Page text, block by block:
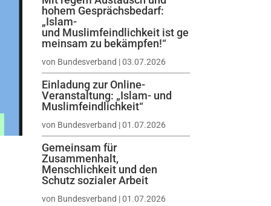
hohem Gesprächsbedarf:
„Islam-
und Muslimfeindlichkeit ist ge
meinsam zu bekämpfen!“
von Bundesverband |03.07.2026
Einladung zur Online-
Veranstaltung: „Islam- und
Muslimfeindlichkeit“
von Bundesverband |01.07.2026
Gemeinsam für
Zusammenhalt,
Menschlichkeit und den
Schutz sozialer Arbeit
von Bundesverband |01.07.2026